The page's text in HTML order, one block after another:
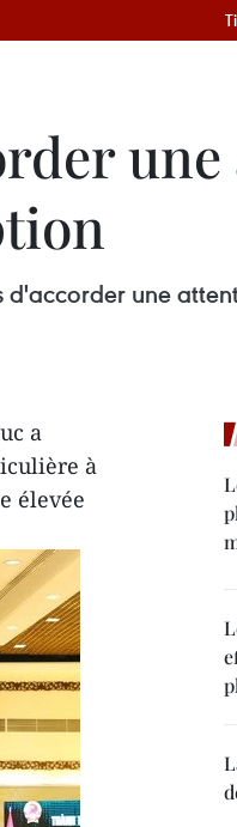
d'accorder une
a
à
élevée